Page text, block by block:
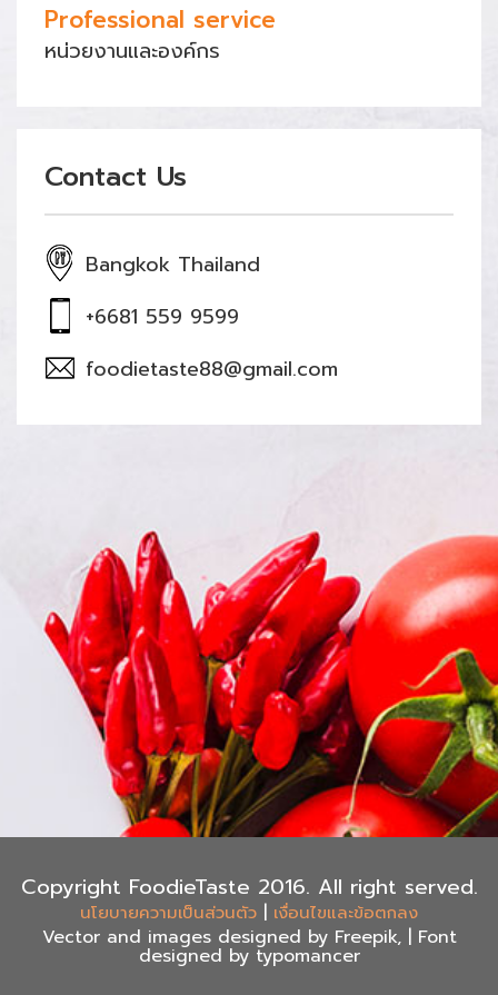
Professional service
หน่วยงานและองค์กร
Contact Us
Bangkok Thailand
+6681 559 9599
foodietaste88@gmail.com
Copyright FoodieTaste 2016. All right served.
นโยบายความเป็นส่วนตัว | เงื่อนไขและข้อตกลง
Vector and images designed by Freepik, | Font
designed by typomancer